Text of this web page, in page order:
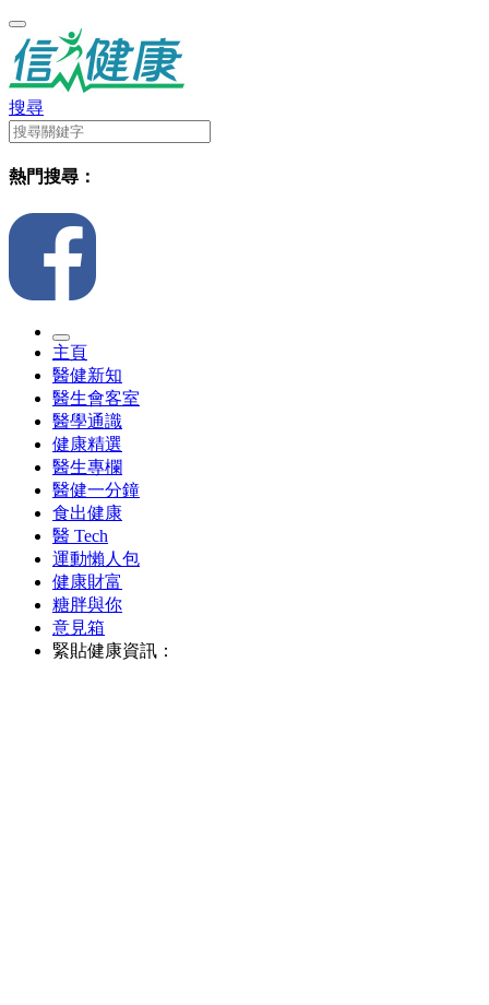
搜尋
熱門搜尋：
主頁
醫健新知
醫生會客室
醫學通識
健康精選
醫生專欄
醫健一分鐘
食出健康
醫 Tech
運動懶人包
健康財富
糖胖與你
意見箱
緊貼健康資訊：